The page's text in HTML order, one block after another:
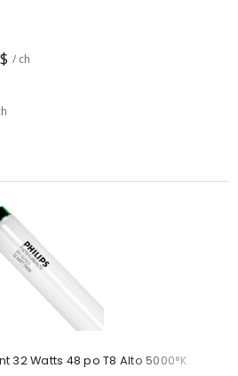
/ ch
32 Watts 48 po T8 Alto 5000°K